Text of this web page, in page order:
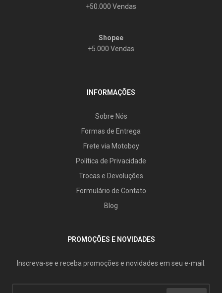
+50.000 Vendas
Shopee
+5.000 Vendas
INFORMAÇÕES
Sobre Nós
Formas de Entrega
Frete via Motoboy
Política de Privacidade
Trocas e Devoluções
Formulário de Contato
Blog
PROMOÇÕES E NOVIDADES
Inscreva-se e receba promoções e novidades em seu e-mail.